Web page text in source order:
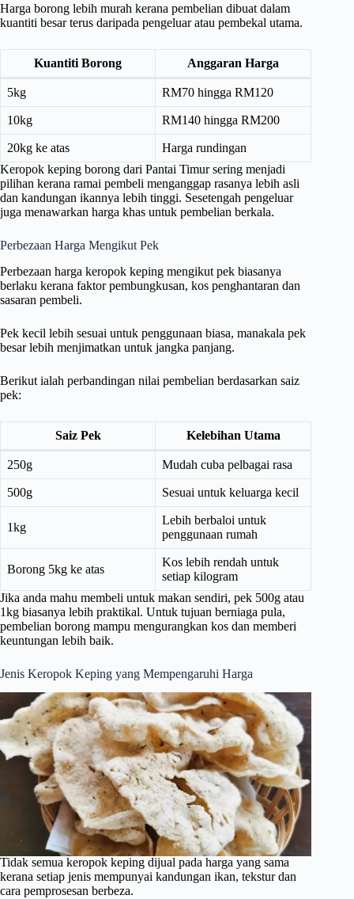
Harga borong lebih murah kerana pembelian dibuat dalam
kuantiti besar terus daripada pengeluar atau pembekal utama.
Kuantiti Borong Anggaran Harga
5kg RM70 hingga RM120
10kg RM140 hingga RM200
20kg ke atas
Harga rundingan
Keropok keping borong dari Pantai Timur sering menjadi
pilihan kerana ramai pembeli menganggap rasanya lebih asli
dan kandungan ikannya lebih tinggi. Sesetengah pengeluar
juga menawarkan harga khas untuk pembelian berkala.
Perbezaan Harga Mengikut Pek
Perbezaan harga keropok keping mengikut pek biasanya
berlaku kerana faktor pembungkusan, kos penghantaran dan
sasaran pembeli.
Pek kecil lebih sesuai untuk penggunaan biasa, manakala pek
besar lebih menjimatkan untuk jangka panjang.
Berikut ialah perbandingan nilai pembelian berdasarkan saiz
pek:
Saiz Pek Kelebihan Utama
250g Mudah cuba pelbagai rasa
500g Sesuai untuk keluarga kecil
1kg
Lebih berbaloi untuk
penggunaan rumah
Borong 5kg ke atas
Kos lebih rendah untuk
setiap kilogram
Jika anda mahu membeli untuk makan sendiri, pek 500g atau
1kg biasanya lebih praktikal. Untuk tujuan berniaga pula,
pembelian borong mampu mengurangkan kos dan memberi
keuntungan lebih baik.
Jenis Keropok Keping yang Mempengaruhi Harga
Tidak semua keropok keping dijual pada harga yang sama
kerana setiap jenis mempunyai kandungan ikan, tekstur dan
cara pemprosesan berbeza.